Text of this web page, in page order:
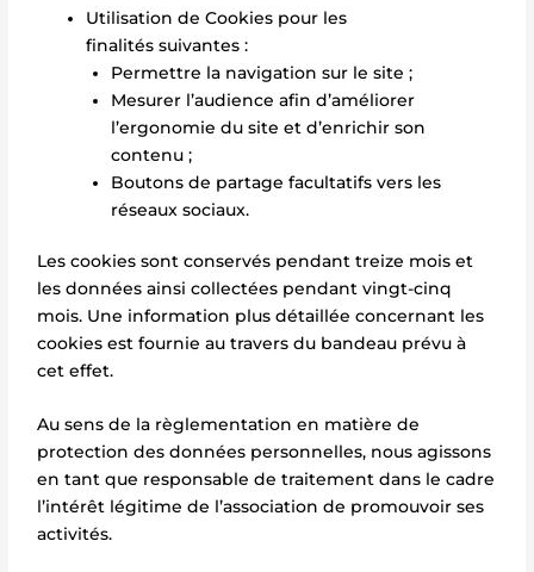
Utilisation de Cookies pour les
finalités suivantes :
Permettre la navigation sur le site ;
Mesurer l’audience afin d’améliorer
l’ergonomie du site et d’enrichir son
contenu ;
Boutons de partage facultatifs vers les
réseaux sociaux.
Les cookies sont conservés pendant treize mois et
les données ainsi collectées pendant vingt-cinq
mois. Une information plus détaillée concernant les
cookies est fournie au travers du bandeau prévu à
cet effet.
Au sens de la règlementation en matière de
protection des données personnelles, nous agissons
en tant que responsable de traitement dans le cadre
l’intérêt légitime de l’association de promouvoir ses
activités.